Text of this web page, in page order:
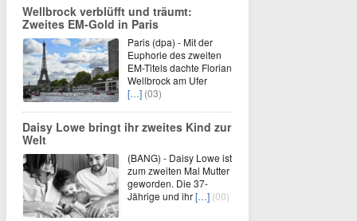
Wellbrock verblüfft und träumt:
Zweites EM-Gold in Paris
Paris (dpa) - Mit der
Euphorie des zweiten
EM-Titels dachte Florian
Wellbrock am Ufer
[…] (03)
Daisy Lowe bringt ihr zweites Kind zur
Welt
(BANG) - Daisy Lowe ist
zum zweiten Mal Mutter
geworden. Die 37-
Jährige und ihr[…] (00)